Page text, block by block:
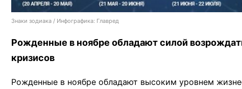
Знаки зодиака / Инфографика: Главред
Рожденные в ноябре обладают силой
кризисов
Рожденные в ноябре обладают высоким уровнем